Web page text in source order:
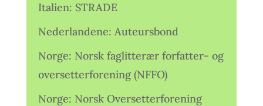
Italien: STRADE
Nederlandene: Auteursbond
Norge: Norsk faglitterær forfatter- og
oversetterforening (NFFO)
Norge: Norsk Oversetterforening